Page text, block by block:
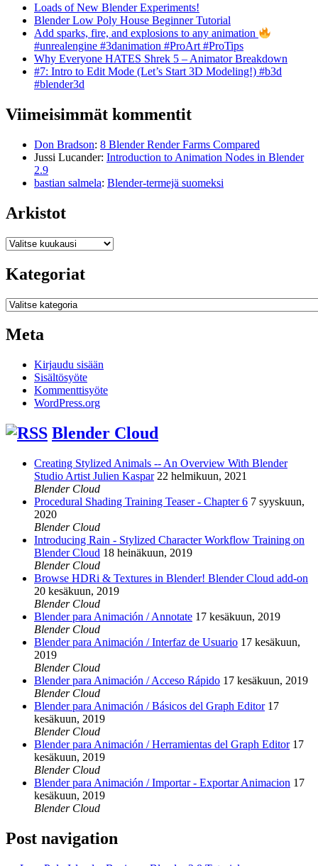
Loads of New Blender Experiments!
Blender Low Poly House Beginner Tutorial
Add sparks, fire, and explosions to any animation
#unrealengine #3danimation #ProArt #ProTips
Why Everyone HATES Shrek 5 – Animator Breakdown
#7: Intro to Edit Mode (Let’s Start 3D Modeling!) #b3d
#blender3d
Viimeisimmät kommentit
Don Bradson: 8 Blender Render Farms Compared
Jussi Lucander: Introduction to Animation Nodes in Blender
2.9
bastian salmela: Blender-termejä suomeksi
Arkistot
Arkistot
Kategoriat
Kategoriat
Meta
Kirjaudu sisään
Sisältösyöte
Kommenttisyöte
WordPress.org
Blender Cloud
Creating Stylized Animals -- An Overview With Blender
Studio Artist Julien Kaspar 22 helmikuun, 2021
Blender Cloud
Procedural Shading Training Teaser - Chapter 6 7 syyskuun,
2020
Blender Cloud
Introducing Rain - Stylized Character Workflow Training on
Blender Cloud 18 heinäkuun, 2019
Blender Cloud
Browse HDRi & Textures in Blender! Blender Cloud add-on
20 kesäkuun, 2019
Blender Cloud
Blender para Animación / Annotate 17 kesäkuun, 2019
Blender Cloud
Blender para Animación / Interfaz de Usuario 17 kesäkuun,
2019
Blender Cloud
Blender para Animación / Acceso Rápido 17 kesäkuun, 2019
Blender Cloud
Blender para Animación / Básicos del Graph Editor 17
kesäkuun, 2019
Blender Cloud
Blender para Animación / Herramientas del Graph Editor 17
kesäkuun, 2019
Blender Cloud
Blender para Animación / Importar - Exportar Animacion 17
kesäkuun, 2019
Blender Cloud
Post navigation